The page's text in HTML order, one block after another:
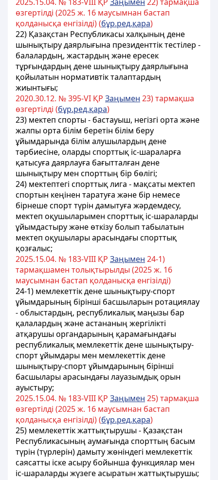
өзгертілді (2025 ж. 16 маусымнан бастап
қолданысқа енгізілді) (бұр.ред.қара)
22) Қазақстан Республикасы халқының дене
шынықтыру даярлығына президенттік тестілер -
балалардың, жастардың және ересек
тұрғындардың дене шынықтыру даярлығына
қойылатын нормативтік талаптардың
жиынтығы;
2020.30.12. № 395-VI ҚР Заңымен 23) тармақша
өзгертілді (бұр.ред.қара)
23) мектеп спорты - бастауыш, негізгі орта және
жалпы орта білім беретін білім беру
ұйымдарында білім алушылардың дене
тәрбиесіне, оларды спорттық іс-шараларға
қатысуға даярлауға бағытталған дене
шынықтыру мен спорттың бір бөлігі;
24) мектептегі спорттық лига - мақсаты мектеп
спортын кеңінен таратуға және бір немесе
бірнеше спорт түрін дамытуға жәрдемдесу,
мектеп оқушыларымен спорттық іс-шараларды
ұйымдастыру және өткізу болып табылатын
мектеп оқушылары арасындағы спорттық
қозғалыс;
2025.15.04. № 183-VIII ҚР Заңымен 24-1)
тармақшамен толықтырылды (2025 ж. 16
маусымнан бастап қолданысқа енгізілді)
24-1) мемлекеттік дене шынықтыру-спорт
ұйымдарының бірінші басшыларын ротациялау
- облыстардың, республикалық маңызы бар
қалалардың жəне астананың жергілікті
атқарушы органдарының қарамағындағы
республикалық мемлекеттік дене шынықтыру-
спорт ұйымдары мен мемлекеттік дене
шынықтыру-спорт ұйымдарының бірінші
басшылары арасындағы лауазымдық орын
ауыстыру;
2025.15.04. № 183-VIII ҚР Заңымен 25) тармақша
өзгертілді (2025 ж. 16 маусымнан бастап
қолданысқа енгізілді) (бұр.ред.қара)
25) мемлекеттiк жаттықтырушы - Қазақстан
Республикасының аумағында спорттың басым
түрін (түрлерін) дамыту жөніндегі мемлекеттік
саясатты іске асыру бойынша функциялар мен
іс-шараларды жүзеге асыратын жаттықтырушы;